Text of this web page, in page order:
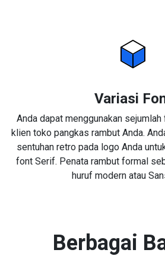
Variasi
Anda dapat menggunakan
klien toko pangkas rambut Anda.
sentuhan retro pada logo Anda
font Serif. Penata rambut formal
huruf modern atau
Berbagai